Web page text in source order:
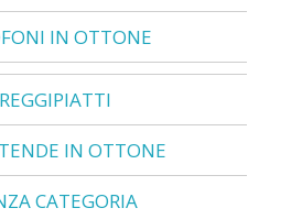
IN OTTONE
REGGIPIATTI
IN OTTONE
CATEGORIA